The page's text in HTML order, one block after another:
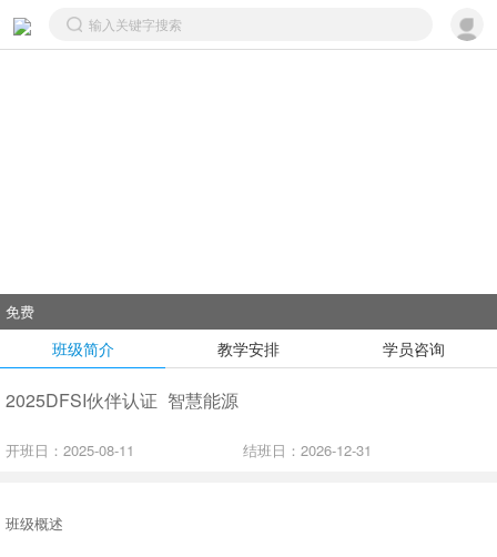
免费
班级简介 教学安排 学员咨询
2025DFSI伙伴认证_智慧能源
开班日： 2025-08-11 结班日：2026-12-31
班级概述